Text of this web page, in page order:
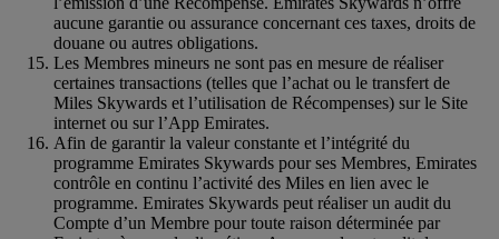
aucune garantie ou assurance concernant ces taxes, droits de
douane ou autres obligations.
Les Membres mineurs ne sont pas en mesure de réaliser
certaines transactions (telles que l’achat ou le transfert de
Miles Skywards et l’utilisation de Récompenses) sur le Site
internet ou sur l’App Emirates.
Afin de garantir la valeur constante et l’intégrité du
programme Emirates Skywards pour ses Membres, Emirates
contrôle en continu l’activité des Miles en lien avec le
programme. Emirates Skywards peut réaliser un audit du
Compte d’un Membre pour toute raison déterminée par